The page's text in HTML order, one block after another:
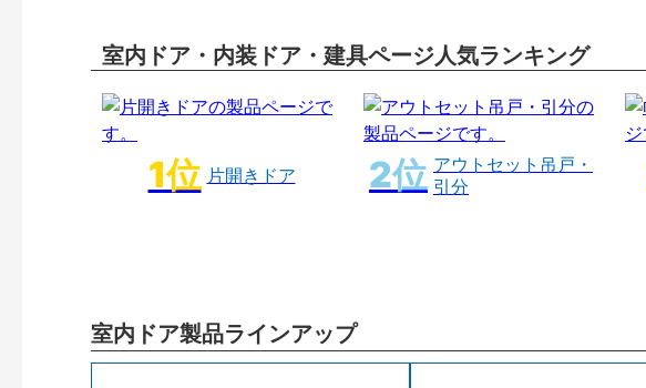
室内ドア・内装ドア・建具ページ人気ランキング
片開きドア
アウトセット吊戸・
引分
室内ドア製品ラインアップ